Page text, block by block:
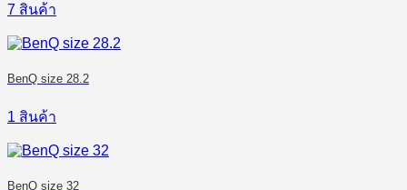
7 สินค้า
BenQ size 28.2
1 สินค้า
BenQ size 32